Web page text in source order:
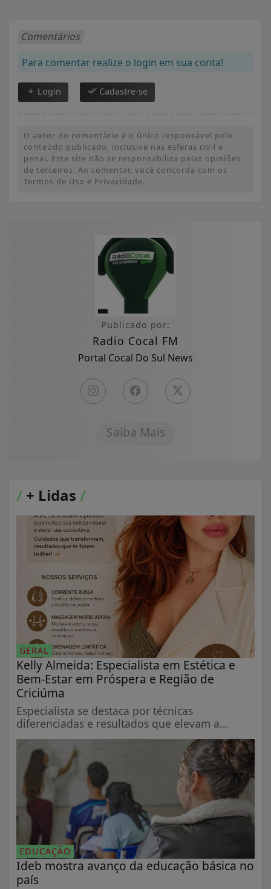
Comentários
Para comentar realize o login em sua conta!
Login Cadastre-se
O autor do comentário é o único responsável pelo
conteúdo publicado, inclusive nas esferas civil e
penal. Este site não se responsabiliza pelas opiniões
de terceiros. Ao comentar, você concorda com os
Termos de Uso e Privacidade.
Publicado por:
Radio Cocal FM
Portal Cocal Do Sul News
Saiba Mais
/ + Lidas /
GERAL
Kelly Almeida: Especialista em Estética e
Bem-Estar em Próspera e Região de
Criciúma
Especialista se destaca por técnicas
diferenciadas e resultados que elevam a...
EDUCAÇÃO
Ideb mostra avanço da educação básica no
país